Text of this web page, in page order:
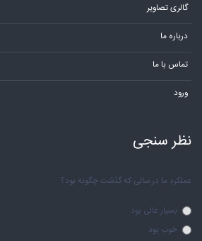
گالری تصاویر
درباره ما
تماس با ما
ورود
نظر سنجی
عملکرد ما در سالی که گذشت چگونه بود؟
بسیار عالی بود
خوب بود